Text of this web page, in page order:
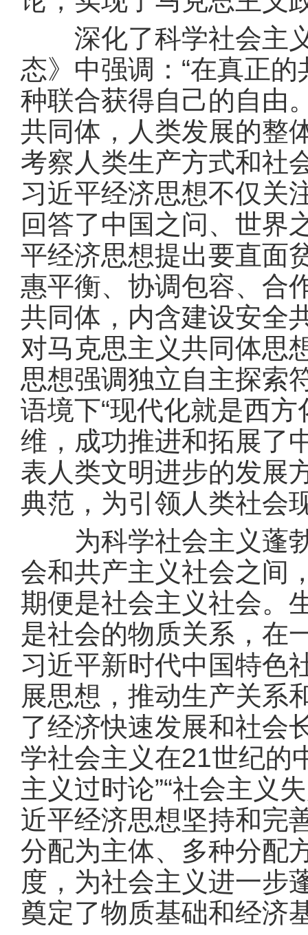
深化了科学社会主义
态》中强调：“在真正
种联合获得自己的自由
共同体，人类发展的整
考察人类生产方式和社
习近平经济思想不仅关
回答了中国之问、世界
平经济思想提出要直面
惠平衡、协调包容、合
共同体，内含建设安全
对马克思主义共同体思
思想强调独立自主探索
语境下“现代化就是西
维，成功推进和拓展了
表人类文明进步的发展
典范，为引领人类社会
为科学社会主义蓬勃
会和共产主义社会之间
期便是社会主义社会。
是社会的物质关系，在
习近平新时代中国特色
展思想，推动生产关系
了经济快速发展和社会
学社会主义在21世纪的
主义过时论”“社会主义
近平经济思想坚持和完
分配为主体、多种分配
度，为社会主义进一步
奠定了物质基础和经济